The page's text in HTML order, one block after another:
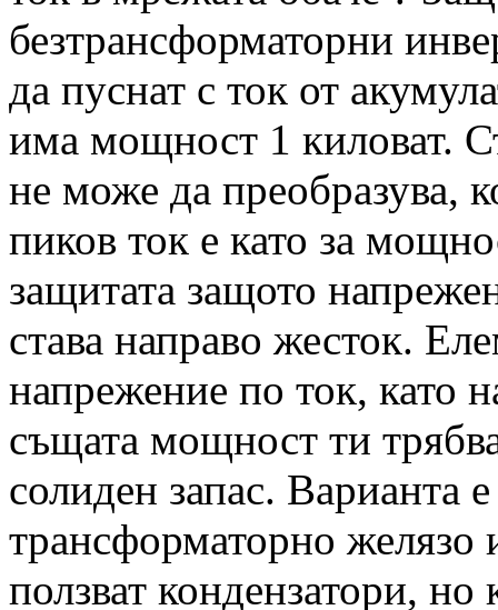
безтрансформаторни
да пуснат с ток от
има мощност 1 киловат.
не може да преобразува,
пиков ток е като за
защитата защото
става направо жесток.
напрежение по ток, като
същата мощност ти
солиден запас. Варианта
трансформаторно желязо
ползват кондензатори, но